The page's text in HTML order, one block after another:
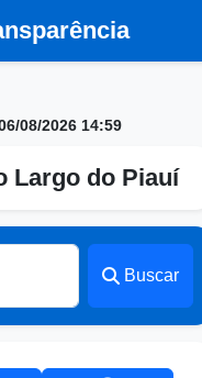
08/2026 14:59
Largo do Piauí
Buscar